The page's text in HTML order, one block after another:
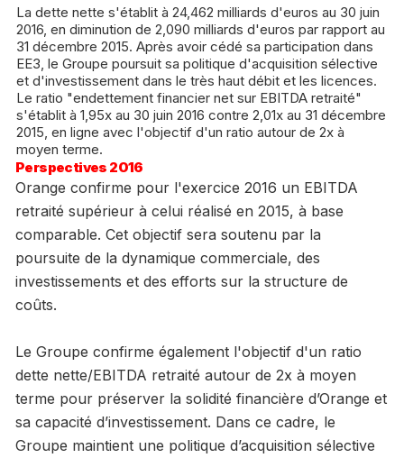
La dette nette s'établit à 24,462 milliards d'euros au 30 juin
2016, en diminution de 2,090 milliards d'euros par rapport au
31 décembre 2015. Après avoir cédé sa participation dans
EE3, le Groupe poursuit sa politique d'acquisition sélective
et d'investissement dans le très haut débit et les licences.
Le ratio "endettement financier net sur EBITDA retraité"
s'établit à 1,95x au 30 juin 2016 contre 2,01x au 31 décembre
2015, en ligne avec l'objectif d'un ratio autour de 2x à
moyen terme.
Perspectives 2016
Orange confirme pour l'exercice 2016 un EBITDA
retraité supérieur à celui réalisé en 2015, à base
comparable. Cet objectif sera soutenu par la
poursuite de la dynamique commerciale, des
investissements et des efforts sur la structure de
coûts.
Le Groupe confirme également l'objectif d'un ratio
dette nette/EBITDA retraité autour de 2x à moyen
terme pour préserver la solidité financière d’Orange et
sa capacité d’investissement. Dans ce cadre, le
Groupe maintient une politique d’acquisition sélective